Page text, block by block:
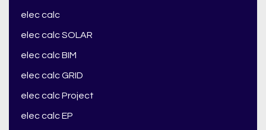
elec calc
elec calc SOLAR
elec calc BIM
elec calc GRID
elec calc Project
elec calc EP